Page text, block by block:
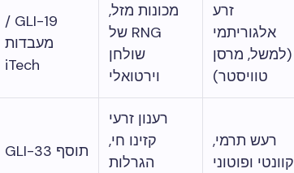
זרע
אלגוריתמי
(למשל, מרסן
טוויסטר)
מכונות מזל,
RNG של
שולחן
וירטואלי
GLI-19 /
מעבדות
iTech
רעש תרמי,
קוונטי ופוטוני
רענון זרעי
קזינו חי,
הגרלות
תוסף GLI-33